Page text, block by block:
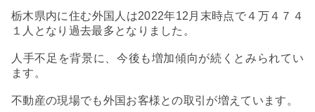
栃木県内に住む外国人は2022年12月末時点で４万４７４
１人となり過去最多となりました。
人手不足を背景に、今後も増加傾向が続くとみられてい
ます。
不動産の現場でも外国お客様との取引が増えています。